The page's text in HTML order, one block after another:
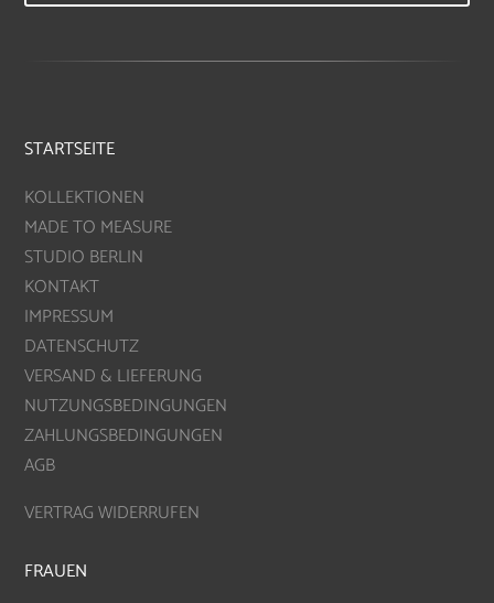
STARTSEITE
KOLLEKTIONEN
MADE TO MEASURE
STUDIO BERLIN
KONTAKT
IMPRESSUM
DATENSCHUTZ
VERSAND & LIEFERUNG
NUTZUNGSBEDINGUNGEN
ZAHLUNGSBEDINGUNGEN
AGB
VERTRAG WIDERRUFEN
FRAUEN